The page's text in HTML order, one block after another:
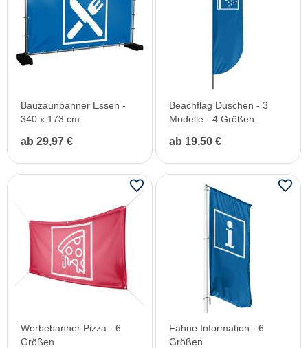
Bauzaunbanner Essen -
340 x 173 cm
ab 29,97 €
Beachflag Duschen - 3
Modelle - 4 Größen
ab 19,50 €
Werbebanner Pizza - 6
Größen
Fahne Information - 6
Größen